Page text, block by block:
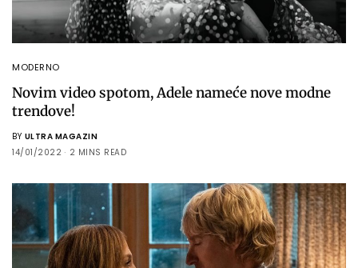
MODERNO
Novim video spotom, Adele nameće nove modne
trendove!
BY ULTRA MAGAZIN
14/01/2022
2 MINS READ